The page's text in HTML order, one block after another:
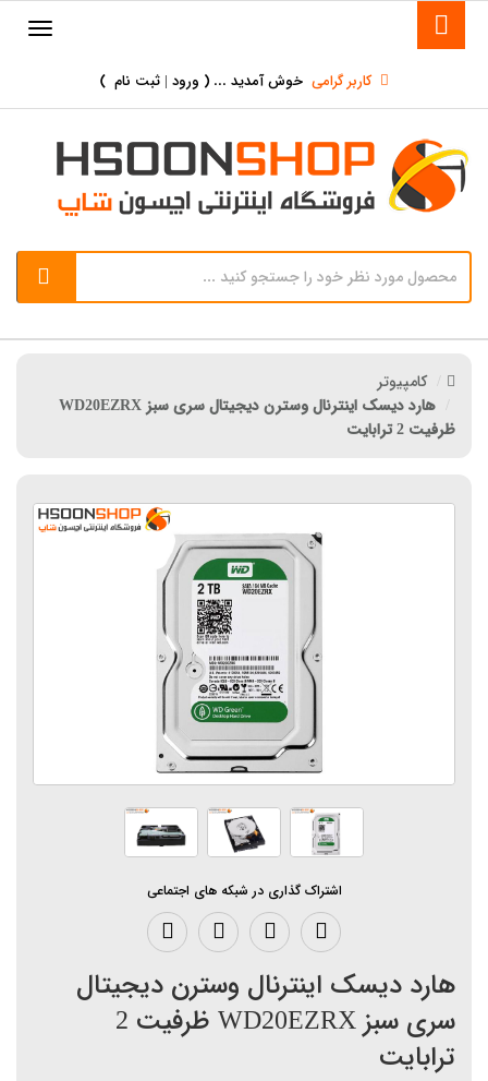
کاربر گرامی خوش آمدید ... ( ورود | ثبت نام )
کامپیوتر
هارد دیسک اینترنال وسترن دیجیتال سری سبز WD20EZRX
ظرفیت 2 ترابایت
اشتراک گذاری در شبکه های اجتماعی
هارد دیسک اینترنال وسترن دیجیتال
سری سبز WD20EZRX ظرفیت 2
ترابایت